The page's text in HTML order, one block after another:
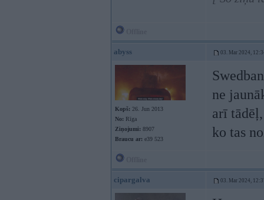
abyss 03. Mar 2024,
Kopš: 26. Jun 2013
No: Rīga
Ziņojumi: 8907
Braucu ar: e39 523
ne
arī
ko tas
cipargalva 03. Mar 2024,